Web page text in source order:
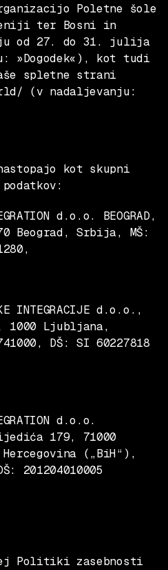
Poletne šole
ter Bosni in
od 27. do 31. julija
»Dogodek« ), kot tudi
spletne strani
(v nadaljevanju:
kot skupni
d.o.o. BEOGRAD,
Beograd, Srbija, MŠ:
INTEGRACIJE d.o.o. ,
1000 Ljubljana,
DŠ: SI 60227818
d.o.o.
179, 71000
(„BiH“),
201204010005
Politiki zasebnosti